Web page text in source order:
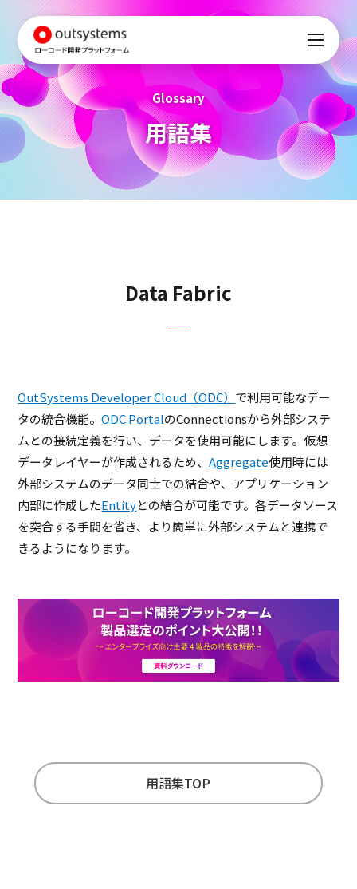
Glossary
用語集
Data Fabric
OutSystems Developer Cloud（ODC） で利用可能なデー
タの統合機能。ODC PortalのConnectionsから外部システ
ムとの接続定義を行い、データを使用可能にします。仮想
データレイヤーが作成されるため、Aggregate使用時には
外部システムのデータ同士での結合や、アプリケーション
内部に作成したEntityとの結合が可能です。各データソース
を突合する手間を省き、より簡単に外部システムと連携で
きるようになります。
用語集TOP